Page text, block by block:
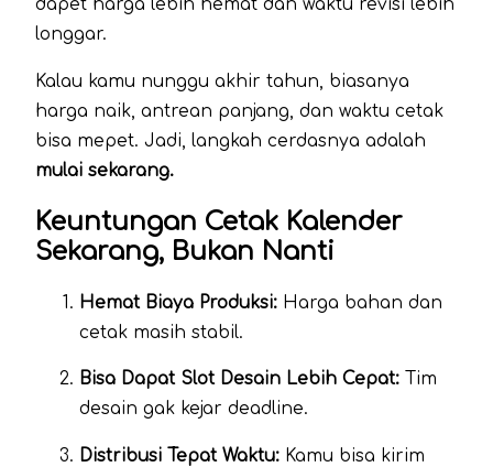
dapet harga lebih hemat dan waktu revisi lebih
longgar.
Kalau kamu nunggu akhir tahun, biasanya
harga naik, antrean panjang, dan waktu cetak
bisa mepet. Jadi, langkah cerdasnya adalah
mulai sekarang.
Keuntungan Cetak Kalender
Sekarang, Bukan Nanti
Hemat Biaya Produksi:Harga bahan dan
cetak masih stabil.
Bisa Dapat Slot Desain Lebih Cepat:Tim
desain gak kejar deadline.
Distribusi Tepat Waktu:Kamu bisa kirim